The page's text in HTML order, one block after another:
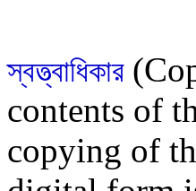
স্বত্ত্বাধিকার
contents of
copying of